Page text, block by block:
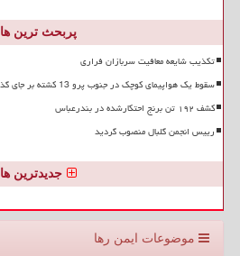
پربحث ترین ها
تکذیب شایعه معافیت سربازان فراری
سقوط یک هواپیمای کوچک در جنوب پرو 13 کشته بر جای گذاشت
کشف ۱۹۲ تن برنج احتکارشده در بندرعباس
رییس انجمن گلبال منصوب گردید
جدیدترین ها
موضوعات ایمن رها